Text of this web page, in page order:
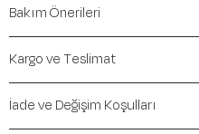
Mevsim:
Bakım Önerileri
Kargo ve Teslimat
İade ve Değişim Koşulları